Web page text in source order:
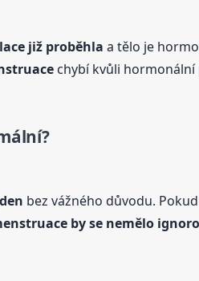
již proběhla a tělo je
chybí kvůli hormonální
bez vážného důvodu.
by se nemělo